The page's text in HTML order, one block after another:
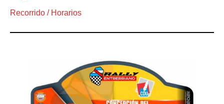
Recorrido / Horarios